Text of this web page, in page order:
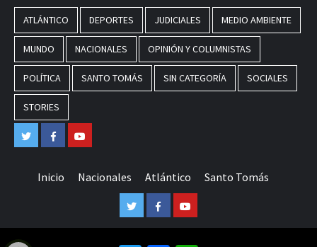
ATLÁNTICO DEPORTES JUDICIALES MEDIO AMBIENTE
MUNDO NACIONALES OPINIÓN Y COLUMNISTAS
POLÍTICA SANTO TOMÁS SIN CATEGORÍA SOCIALES
STORIES
TwitterFacebook
Inicio Nacionales Atlántico Santo Tomás
TwitterFacebookYoutube